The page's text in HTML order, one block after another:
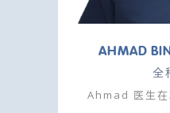
AHMAD
全
Ahmad 医生